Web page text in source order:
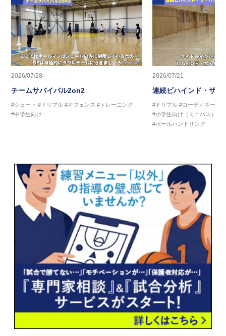
2026/07/28
チームサバイバル2on2
#シュート #ドリブル #オフェンス #トレーニング
#中学生向け
2026/07/21
連続ビハインド・ザ・
#ドリブル #コーディネーシ
#小学生向け（ミニバス）
#ボールハンドリング